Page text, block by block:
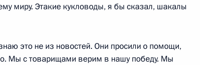
миру. Этакие кукловоды, я бы сказал, шакалы
это не из новостей. Они просили о помощи,
Мы с товарищами верим в нашу победу. Мы